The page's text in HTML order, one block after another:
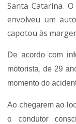
Santa Catarina.
envolveu um
capotou às
De acordo com
motorista, de 29
momento do
Ao chegarem ao
o condutor